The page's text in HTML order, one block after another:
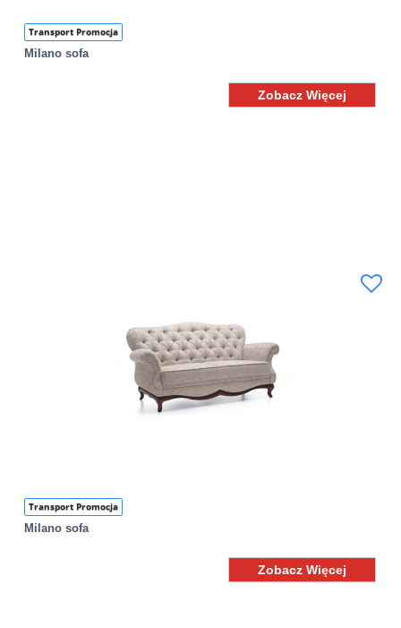
Transport Promocja
Milano sofa
Zobacz Więcej
Transport Promocja
Milano sofa
Zobacz Więcej